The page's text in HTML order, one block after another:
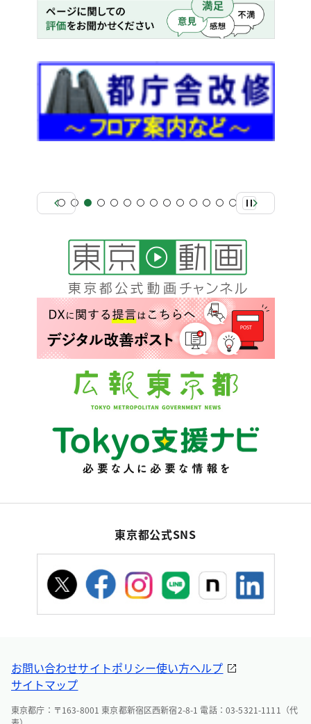
東京都公式SNS
お問い合わせサイトポリシー使い方ヘルプ
サイトマップ
東京都庁：〒163-8001 東京都新宿区西新宿2-8-1 電話：03-5321-1111（代